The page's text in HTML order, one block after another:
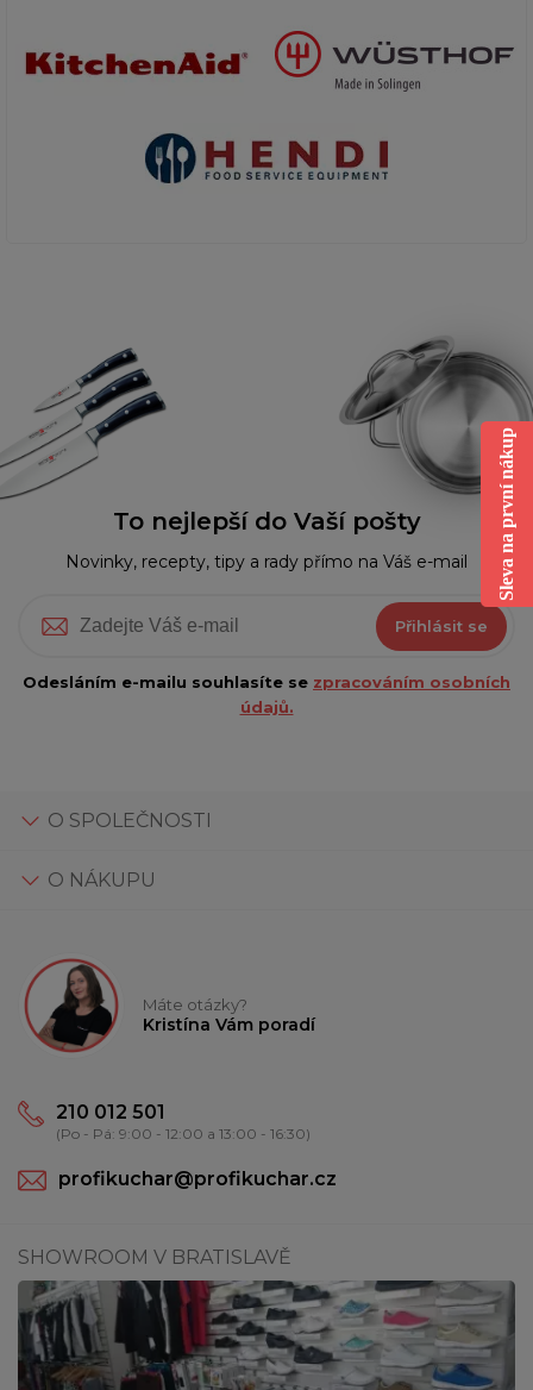
To nejlepší do Vaší pošty
Novinky, recepty, tipy a rady přímo na Váš e-mail
Přihlásit se
Odesláním e-mailu souhlasíte se zpracováním osobních
údajů.
O SPOLEČNOSTI
O NÁKUPU
Máte otázky?
Kristína Vám poradí
210 012 501
(Po - Pá: 9:00 - 12:00 a 13:00 - 16:30)
profikuchar@profikuchar.cz
SHOWROOM V BRATISLAVĚ
Sleva na první nákup